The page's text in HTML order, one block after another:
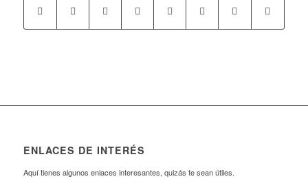
ENLACES DE INTERÉS
Aquí tienes algunos enlaces interesantes, quizás te sean útiles.